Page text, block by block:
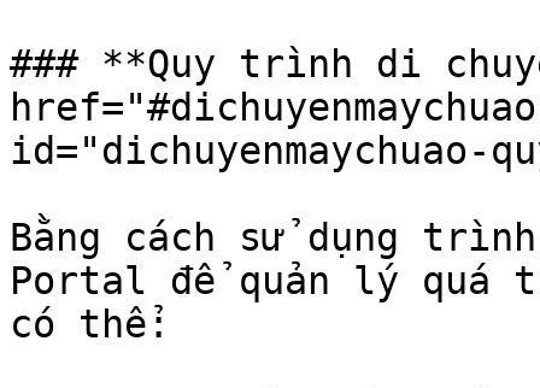
### **Quy trình di
id="dichuyenmaychuao-
Bằng cách sử dụng
Portal để quản lý quá
có thể: